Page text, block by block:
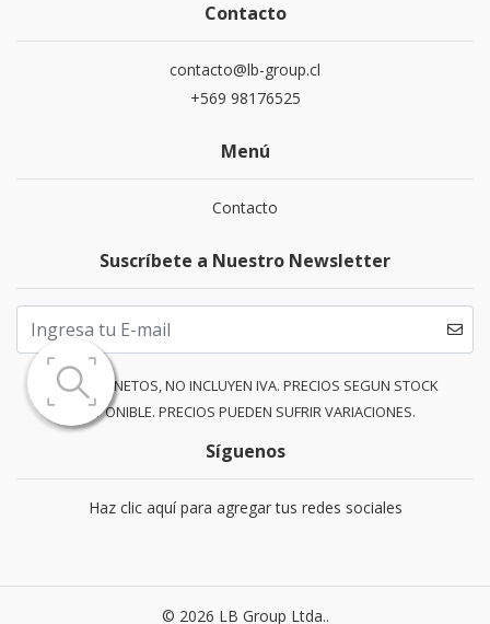
Contacto
contacto@lb-group.cl
+569 98176525
Menú
Contacto
Suscríbete a Nuestro Newsletter
PRECIOS NETOS, NO INCLUYEN IVA. PRECIOS SEGUN STOCK
DISPONIBLE. PRECIOS PUEDEN SUFRIR VARIACIONES.
Síguenos
Haz clic aquí para agregar tus redes sociales
© 2026 LB Group Ltda..